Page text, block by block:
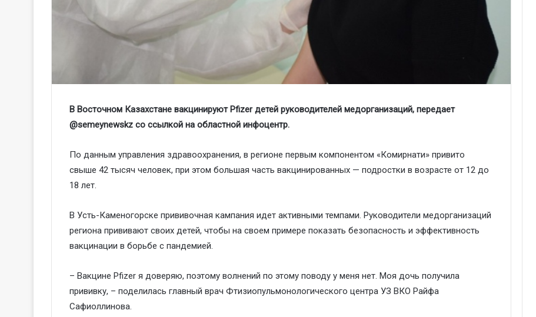
В Восточном Казахстане вакцинируют Pfizer детей руководителей медорганизаций, передает
@semeynewskz со ссылкой на областной инфоцентр.
По данным управления здравоохранения, в регионе первым компонентом «Комирнати» привито
свыше 42 тысяч человек, при этом большая часть вакцинированных — подростки в возрасте от 12 до
18 лет.
В Усть-Каменогорске прививочная кампания идет активными темпами. Руководители медорганизаций
региона прививают своих детей, чтобы на своем примере показать безопасность и эффективность
вакцинации в борьбе с пандемией.
– Вакцине Pfizer я доверяю, поэтому волнений по этому поводу у меня нет. Моя дочь получила
прививку, – поделилась главный врач Фтизиопульмонологического центра УЗ ВКО Райфа
Сафиоллинова.